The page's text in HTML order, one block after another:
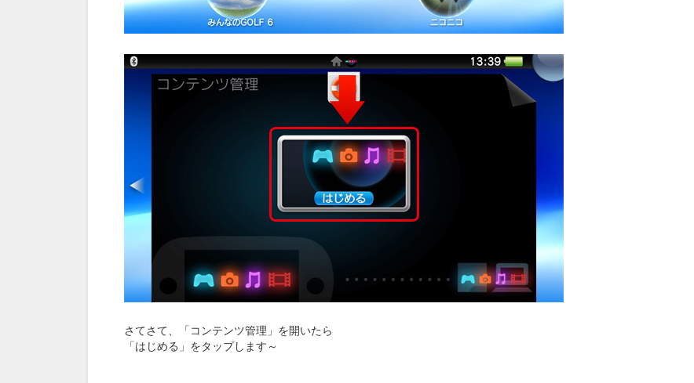
さてさて、「コンテンツ管理」を開いたら
「はじめる」をタップします～